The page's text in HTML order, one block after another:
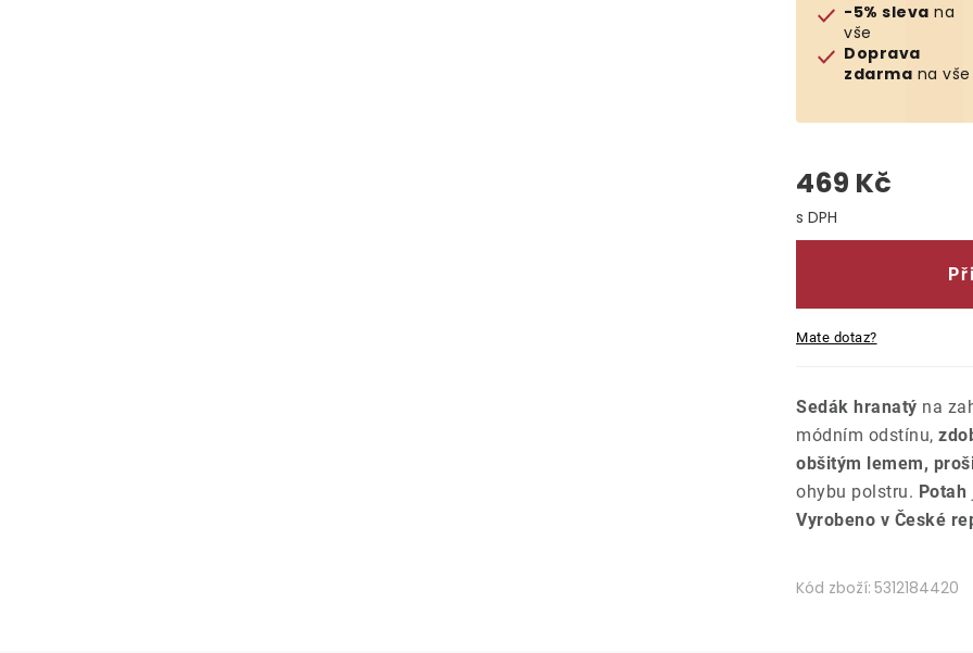
-5% sleva na
vše
Doprava
zdarma na vše
469 Kč
Měrná cena:
Mate dotaz?
Sedák hranatý na
módním odstínu,
obšitým lemem,
ohybu polstru. Potah
Vyrobeno v České
Kód zboží: 5312184420